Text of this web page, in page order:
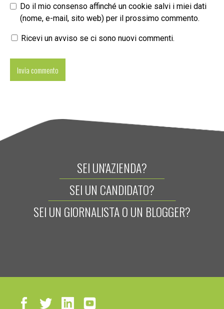
Do il mio consenso affinché un cookie salvi i miei dati
(nome, e-mail, sito web) per il prossimo commento.
Ricevi un avviso se ci sono nuovi commenti.
SEI UN'AZIENDA?
SEI UN CANDIDATO?
SEI UN GIORNALISTA O UN BLOGGER?